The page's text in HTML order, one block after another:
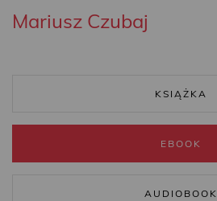
Mariusz Czubaj
KSIĄŻKA
EBOOK
AUDIOBOOK